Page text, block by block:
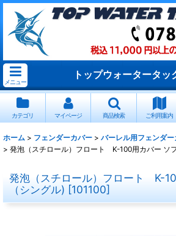
メニュー
トップウォータータッ
カテゴリ マイページ 商品検索 ご利用案内
ホーム > フェンダーカバー > バーレル用フェンダー
> 発泡（スチロール）フロート K-100用カバー ソ
発泡（スチロール）フロート K-
（シングル) [101100]